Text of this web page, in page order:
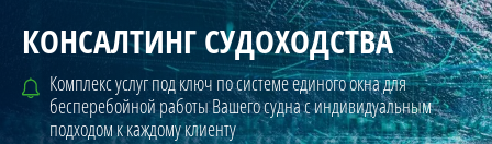
КОНСАЛТИНГ СУДОХОДСТВА
Комплекс услуг под ключ по системе единого окна для
бесперебойнойработы Вашего судна с индивидуальным
подходом к каждому клиенту